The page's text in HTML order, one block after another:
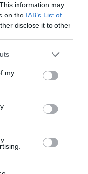
information may
on the IAB’s List of
disclose it to other
one or more Google
You may click to
third-party tags to
in below Google
my